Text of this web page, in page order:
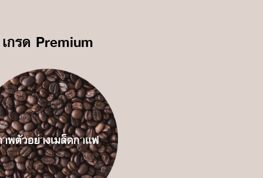
เกรด Premium
พตัวอย่างเมล็ดกาแฟ